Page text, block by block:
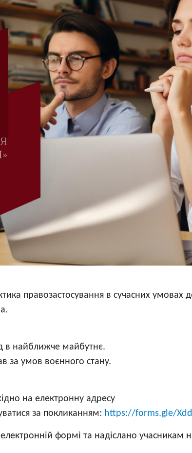
правозастосування в сучасних
в найближче майбутнє.
за умов воєнного стану.
на електронну адресу
за покликанням: https://forms.gle/
формі та надіслано учасникам